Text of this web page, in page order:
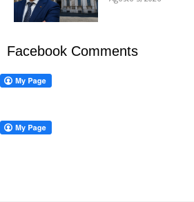
Facebook Comments